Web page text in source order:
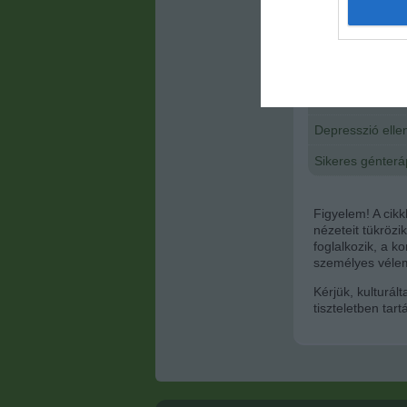
I want
Az Alzheimer-
Depresszió
Sikeres
Figyelem! A
nézeteit
foglalkozik, a
személyes
Kérjük,
tiszteletben